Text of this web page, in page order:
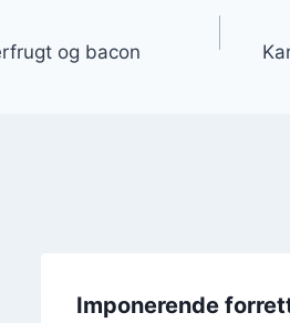
og bacon
Imponerende